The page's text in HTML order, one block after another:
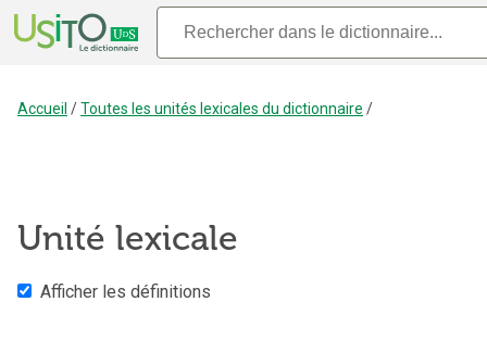
Accueil /Toutes les unités lexicales du dictionnaire /
Unité lexicale
Afficher les définitions